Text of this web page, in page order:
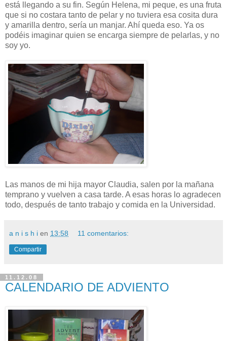
está llegando a su fin. Según Helena, mi peque, es una fruta
que si no costara tanto de pelar y no tuviera esa cosita dura
y amarilla dentro, sería un manjar. Ahí queda eso. Ya os
podéis imaginar quien se encarga siempre de pelarlas, y no
soy yo.
Las manos de mi hija mayor Claudia, salen por la mañana
temprano y vuelven a casa tarde. A esas horas lo agradecen
todo, después de tanto trabajo y comida en la Universidad.
a n i s h i en 13:58 11 comentarios:
Compartir
11.12.08
CALENDARIO DE ADVIENTO